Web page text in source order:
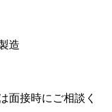
造
面接時にご相談く